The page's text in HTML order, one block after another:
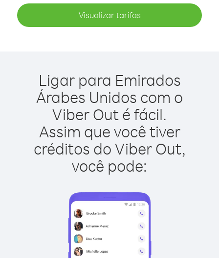
Visualizar tarifas
Ligar para Emirados
Árabes Unidos com o
Viber Out é fácil.
Assim que você tiver
créditos do Viber Out,
você pode: